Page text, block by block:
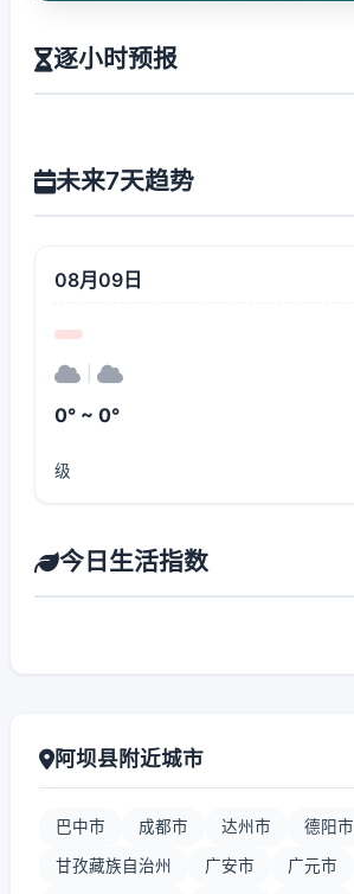
逐小时预报
未来7天趋势
08月09日
0° ~ 0°
级
今日生活指数
阿坝县附近城市
巴中市 成都市 达州市 德阳市
甘孜藏族自治州 广安市 广元市